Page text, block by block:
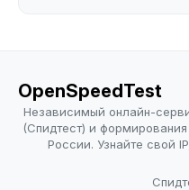
OpenSpeedTest
Независимый онлайн-
(Спидтест) и
России. Узнайте свой